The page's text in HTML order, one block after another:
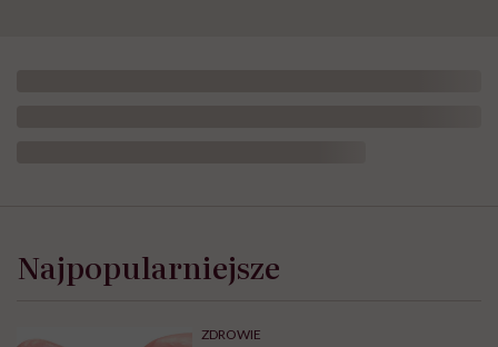
Najpopularniejsze
ZDROWIE